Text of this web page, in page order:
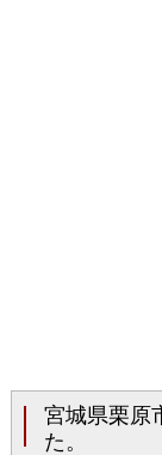
宮城県栗原
た。